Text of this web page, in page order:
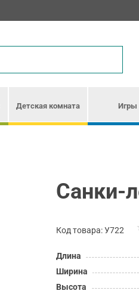
Детская комната Игры
Санки-
Код товара: У722
Длина
Ширина
Высота